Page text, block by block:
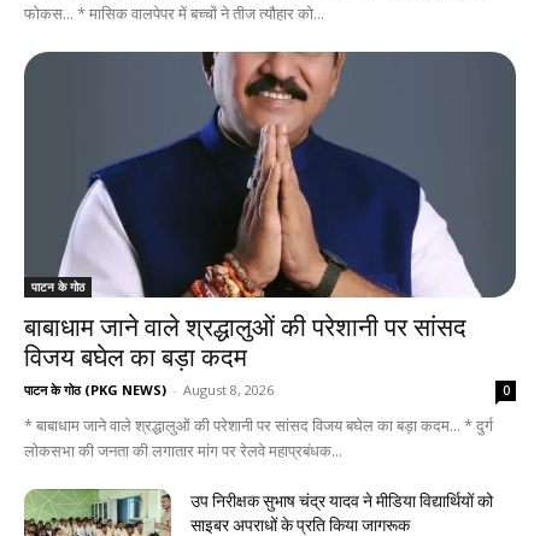
फोकस... * मासिक वालपेपर में बच्चों ने तीज त्यौहार को...
पाटन के गोठ
बाबाधाम जाने वाले श्रद्धालुओं की परेशानी पर सांसद
विजय बघेल का बड़ा कदम
पाटन के गोठ (PKG NEWS) - August 8, 2026 0
* बाबाधाम जाने वाले श्रद्धालुओं की परेशानी पर सांसद विजय बघेल का बड़ा कदम... * दुर्ग
लोकसभा की जनता की लगातार मांग पर रेलवे महाप्रबंधक...
उप निरीक्षक सुभाष चंद्र यादव ने मीडिया विद्यार्थियों को
साइबर अपराधों के प्रति किया जागरूक